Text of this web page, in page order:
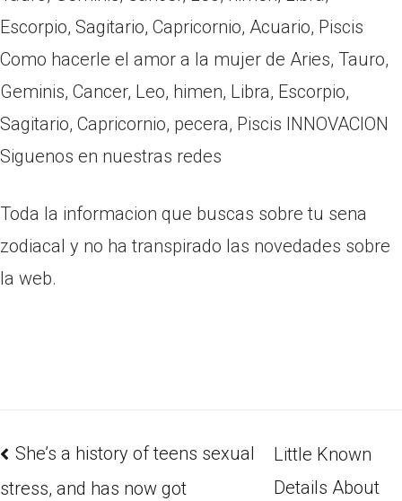
Escorpio, Sagitario, Capricornio, Acuario, Piscis
Como hacerle el amor a la mujer de Aries, Tauro,
Geminis, Cancer, Leo, himen, Libra, Escorpio,
Sagitario, Capricornio, pecera, Piscis INNOVACION
Siguenos en nuestras redes
Toda la informacion que buscas sobre tu sena
zodiacal y no ha transpirado las novedades sobre
la web.
She’s a history of teens sexual
stress, and has now got
Little Known
Details About